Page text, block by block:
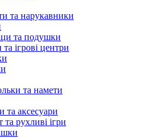
та нарукавники
та подушки
ігрові центри
та намети
та аксесуари
рухливі ігри